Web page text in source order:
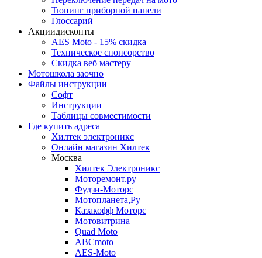
Тюнинг приборной панели
Глоссарий
Акциидисконты
AES Moto - 15% скидка
Техническое спонсорство
Скидка веб мастеру
Мотошкола заочно
Файлы инструкции
Софт
Инструкции
Таблицы совместимости
Где купить адреса
Хилтек электроникс
Онлайн магазин Хилтек
Москва
Хилтек Электроникс
Моторемонт.ру
Фудзи-Моторс
Мотопланета,Ру
Казакофф Моторс
Мотовитрина
Quad Moto
ABCmoto
AES-Moto